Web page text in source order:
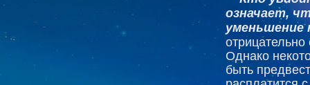
означает,
уменьшение
отрицательно
Однако
быть